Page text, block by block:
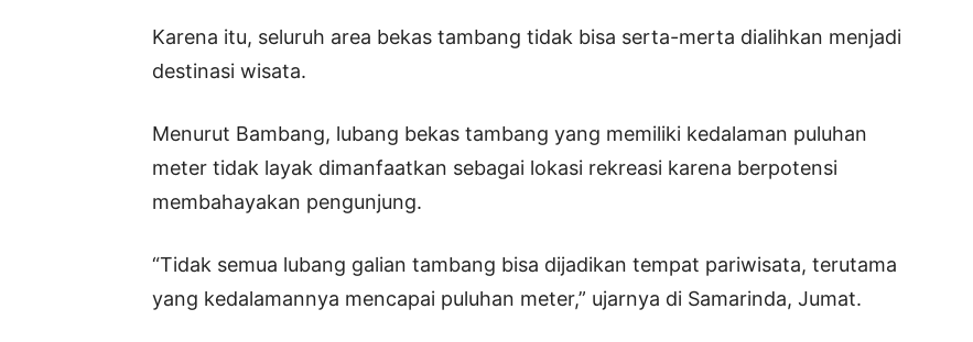
Karena itu, seluruh area bekas tambang tidak bisa serta-merta dialihkan menjadi
destinasi wisata.
Menurut Bambang, lubang bekas tambang yang memiliki kedalaman puluhan
meter tidak layak dimanfaatkan sebagai lokasi rekreasi karena berpotensi
membahayakan pengunjung.
“Tidak semua lubang galian tambang bisa dijadikan tempat pariwisata, terutama
yang kedalamannya mencapai puluhan meter,” ujarnya di Samarinda, Jumat.